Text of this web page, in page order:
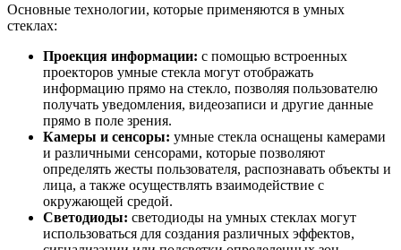
Основные технологии, которые применяются в умных
стеклах:
Проекция информации: с помощью встроенных
проекторов умные стекла могут отображать
информацию прямо на стекло, позволяя пользователю
получать уведомления, видеозаписи и другие данные
прямо в поле зрения.
Камеры и сенсоры: умные стекла оснащены камерами
и различными сенсорами, которые позволяют
определять жесты пользователя, распознавать объекты и
лица, а также осуществлять взаимодействие с
окружающей средой.
Светодиоды: светодиоды на умных стеклах могут
использоваться для создания различных эффектов,